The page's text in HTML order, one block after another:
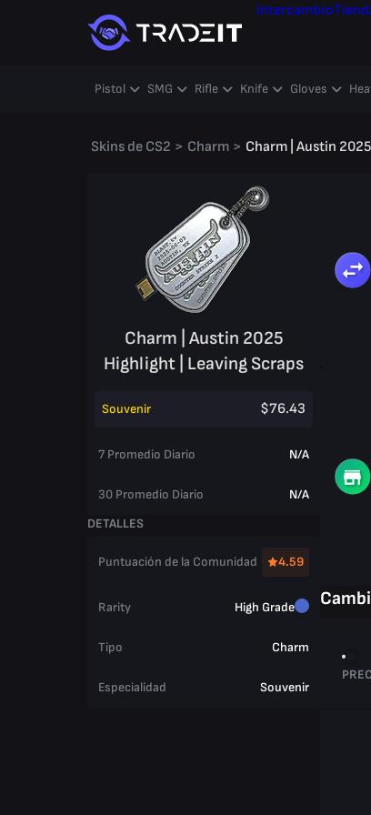
Intercambio
Pistol SMG Rifle Knife Gloves
Skins de CS2 > Charm > Charm | Austin
Charm | Austin 2025
Highlight | Leaving Scraps
Souvenir $76.43
7 Promedio Diario N/A
30 Promedio Diario
N/A
DETALLES
Puntuación de la Comunidad 4.59
Rarity High Grade
Tipo Charm
Especialidad Souvenir